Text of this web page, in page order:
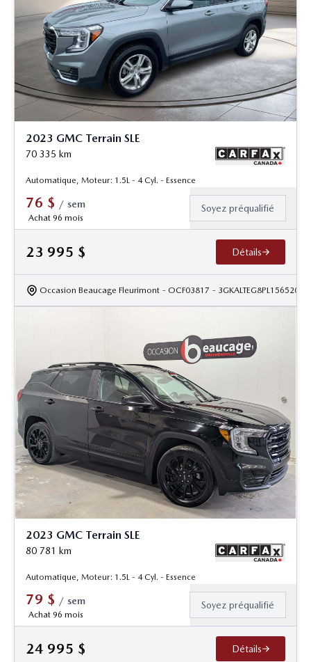
2023 GMC Terrain SLE
70 335 km
Automatique, Moteur: 1.5L - 4 Cyl. - Essence
76 $ / sem
Achat 96 mois
Soyez préqualifié
23 995 $ Détails
Occasion Beaucage Fleurimont - OCF03817 - 3GKALTEG8PL156520
2023 GMC Terrain SLE
80 781 km
Automatique, Moteur: 1.5L - 4 Cyl. - Essence
79 $ / sem
Achat 96 mois
Soyez préqualifié
24 995 $ Détails